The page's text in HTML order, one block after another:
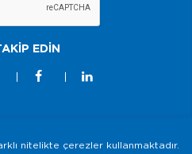
EDİN
nitelikte çerezler kullanmaktadır.